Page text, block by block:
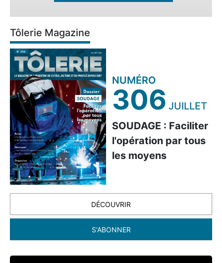
Tôlerie Magazine
NUMÉRO
306 JUILLET
SOUDAGE : Faciliter
l'opération par tous
les moyens
DÉCOUVRIR
S'ABONNER